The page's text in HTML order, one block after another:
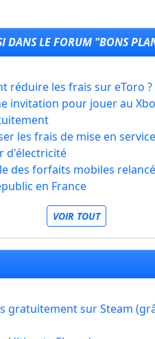
DANS LE FORUM "BONS
réduire les frais sur eToro ?
invitation pour jouer au
les frais de mise en
d'électricité
des forfaits mobiles
en France
VOIR TOUT
gratuitement sur Steam